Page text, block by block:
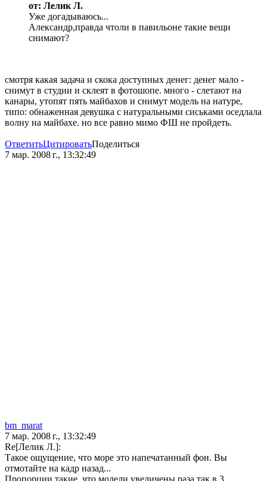
от: Лелик Л.
Уже догадываюсь...
Александр,правда чтоли в павильоне такие вещи
снимают?
смотря какая задача и скока доступных денег: денег мало -
снимут в студии и склеят в фотошопе. много - слетают на
канары, утопят пять майбахов и снимут модель на натуре,
типо: обнаженная девушка с натуральными сиськами оседлала
волну на майбахе. но все равно мимо ФШ не пройдеть.
ОтветитьЦитироватьПоделиться
7 мар. 2008 г., 13:32:49
bm_marat
7 мар. 2008 г., 13:32:49
Re[Лелик Л.]:
Такое ощущение, что море это напечатанный фон. Вы
отмотайте на кадр назад...